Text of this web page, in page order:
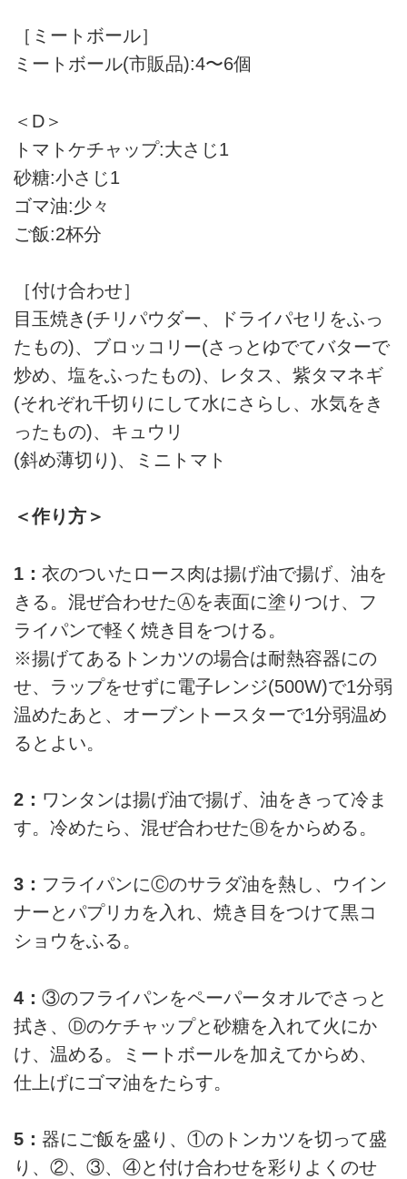
［ミートボール］
ミートボール(市販品):4〜6個
＜D＞
トマトケチャップ:大さじ1
砂糖:小さじ1
ゴマ油:少々
ご飯:2杯分
［付け合わせ］
目玉焼き(チリパウダー、ドライパセリをふっ
たもの)、ブロッコリー(さっとゆでてバターで
炒め、塩をふったもの)、レタス、紫タマネギ
(それぞれ千切りにして水にさらし、水気をき
ったもの)、キュウリ
(斜め薄切り)、ミニトマト
＜作り方＞
1： 衣のついたロース肉は揚げ油で揚げ、油を
きる。混ぜ合わせたⒶを表面に塗りつけ、フ
ライパンで軽く焼き目をつける。
※揚げてあるトンカツの場合は耐熱容器にの
せ、ラップをせずに電子レンジ(500W)で1分弱
温めたあと、オーブントースターで1分弱温め
るとよい。
2： ワンタンは揚げ油で揚げ、油をきって冷ま
す。冷めたら、混ぜ合わせたⒷをからめる。
3： フライパンにⒸのサラダ油を熱し、ウイン
ナーとパプリカを入れ、焼き目をつけて黒コ
ショウをふる。
4： ③のフライパンをペーパータオルでさっと
拭き、Ⓓのケチャップと砂糖を入れて火にか
け、温める。ミートボールを加えてからめ、
仕上げにゴマ油をたらす。
5： 器にご飯を盛り、①のトンカツを切って盛
り、②、③、④と付け合わせを彩りよくのせ